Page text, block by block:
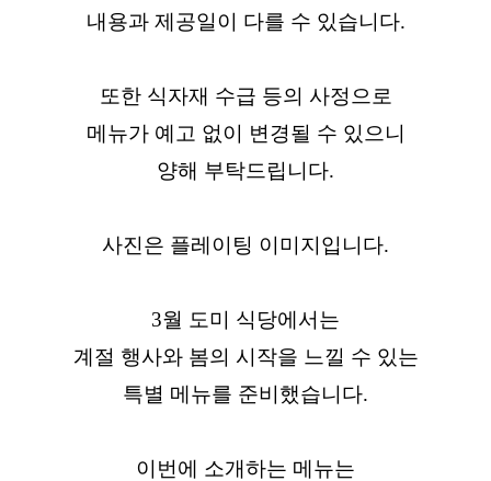
내용과 제공일이 다를 수 있습니다.
또한 식자재 수급 등의 사정으로
메뉴가 예고 없이 변경될 수 있으니
양해 부탁드립니다.
사진은 플레이팅 이미지입니다.
3월 도미 식당에서는
계절 행사와 봄의 시작을 느낄 수 있는
특별 메뉴를 준비했습니다.
이번에 소개하는 메뉴는